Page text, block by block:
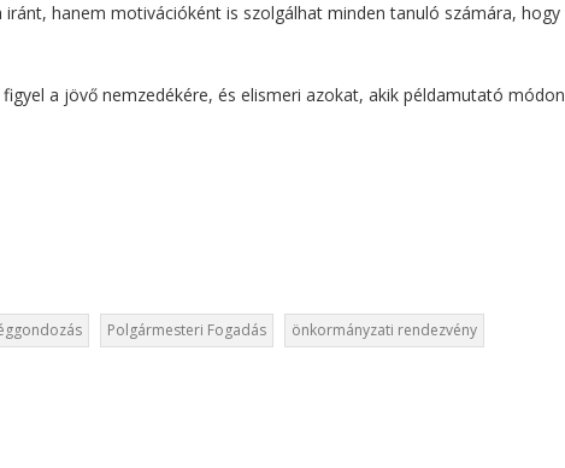
hanem motivációként is szolgálhat minden tanuló számára, hogy
a jövő nemzedékére, és elismeri azokat, akik példamutató módon
Polgármesteri Fogadás
önkormányzati rendezvény